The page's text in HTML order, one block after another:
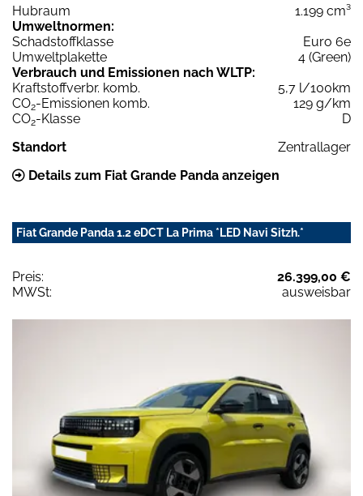
Hubraum
1.199 cm³
Umweltnormen:
Schadstoffklasse
Euro 6e
Umweltplakette
4 (Green)
Verbrauch und Emissionen nach WLTP:
Kraftstoffverbr. komb.
5,7 l/100km
CO2-Emissionen komb.
129 g/km
CO2-Klasse
D
Standort
Zentrallager
Details zum Fiat Grande Panda anzeigen
Fiat Grande Panda 1.2 eDCT La Prima *LED Navi Sitzh.*
Preis:
26.399,00 €
MWSt:
ausweisbar